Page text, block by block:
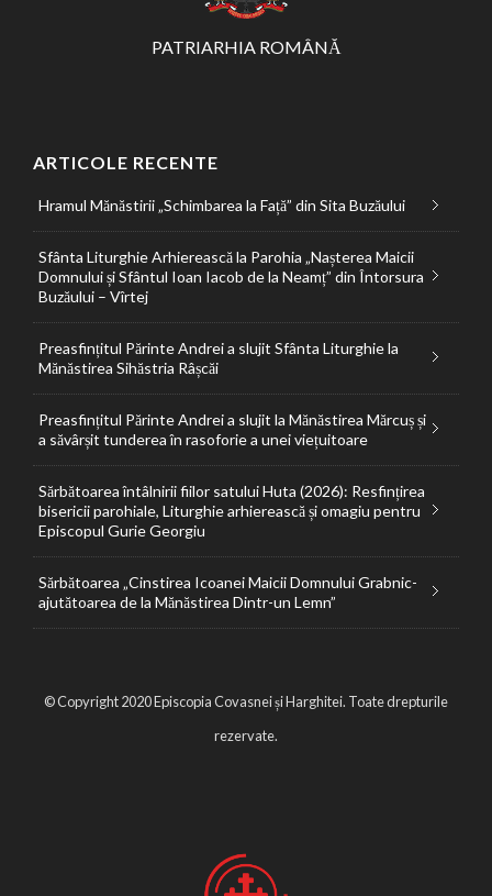
PATRIARHIA ROMÂNĂ
ARTICOLE RECENTE
Hramul Mănăstirii „Schimbarea la Față” din Sita Buzăului
Sfânta Liturghie Arhierească la Parohia „Nașterea Maicii
Domnului și Sfântul Ioan Iacob de la Neamț” din Întorsura
Buzăului – Vîrtej
Preasfințitul Părinte Andrei a slujit Sfânta Liturghie la
Mănăstirea Sihăstria Râșcăi
Preasfințitul Părinte Andrei a slujit la Mănăstirea Mărcuș și
a săvârșit tunderea în rasoforie a unei viețuitoare
Sărbătoarea întâlnirii fiilor satului Huta (2026): Resfințirea
bisericii parohiale, Liturghie arhierească și omagiu pentru
Episcopul Gurie Georgiu
Sărbătoarea „Cinstirea Icoanei Maicii Domnului Grabnic-
ajutătoarea de la Mănăstirea Dintr-un Lemn”
© Copyright 2020 Episcopia Covasnei și Harghitei. Toate drepturile
rezervate.